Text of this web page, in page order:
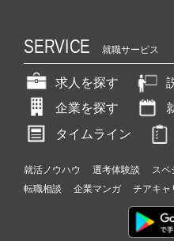
SERVICE 就職サービス
求人を探す
企業を探す
タイムライン
就活ノウハウ 選考体験談 スペ
転職相談
企業マンガ チアキャ